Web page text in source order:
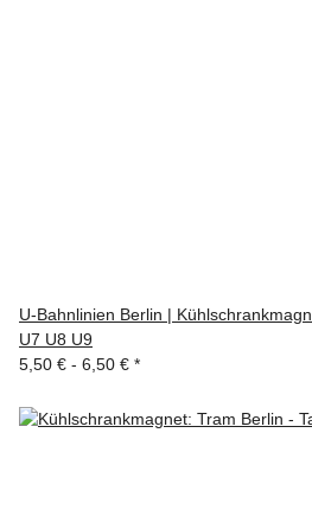
U-Bahnlinien Berlin |
U7 U8 U9
5,50 € - 6,50 € *